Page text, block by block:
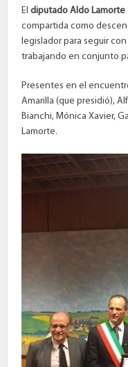
Eldiputado Aldo Lamorte
compartida como
legislador para seguir
trabajando en conjunto
Presentes en el
Amarilla (que presidió),
Bianchi, Mónica Xavier,
Lamorte.